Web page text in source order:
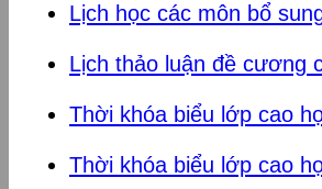
Lịch học các môn bổ
Lịch thảo luận đề cương
Thời khóa biểu lớp cao
Thời khóa biểu lớp cao